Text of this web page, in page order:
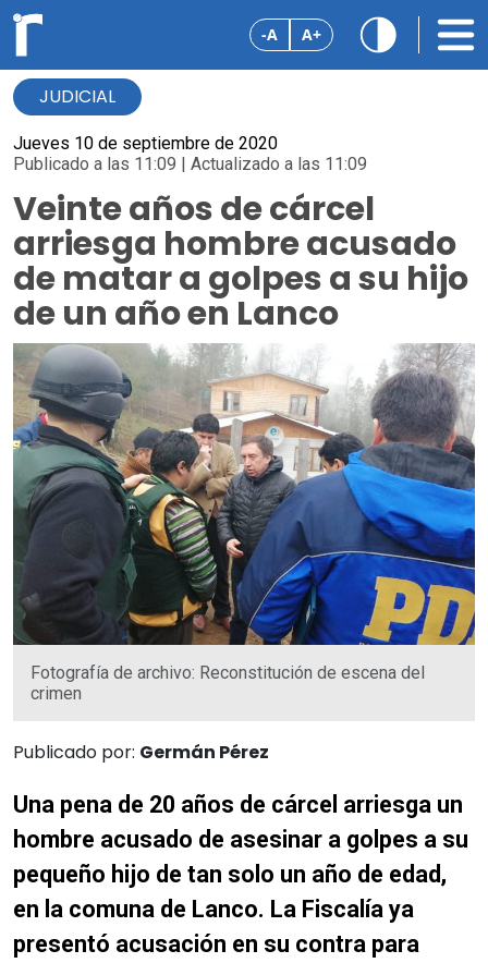
-A A+
JUDICIAL
Jueves 10 de septiembre de 2020
Publicado a las 11:09 | Actualizado a las 11:09
Veinte años de cárcel
arriesga hombre acusado
de matar a golpes a su hijo
de un año en Lanco
Fotografía de archivo: Reconstitución de escena del
crimen
Publicado por: Germán Pérez
Una pena de 20 años de cárcel arriesga un
hombre acusado de asesinar a golpes a su
pequeño hijo de tan solo un año de edad,
en la comuna de Lanco. La Fiscalía ya
presentó acusación en su contra para